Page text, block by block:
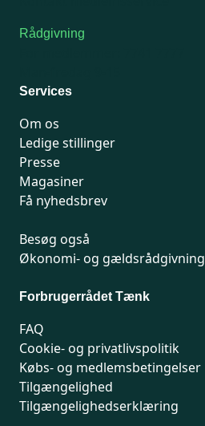
Rådgivning
Services
Om os
Ledige stillinger
Presse
Magasiner
Få nyhedsbrev
Besøg også
Økonomi- og gældsrådgivning
Forbrugerrådet Tænk
FAQ
Cookie- og privatlivspolitik
Købs- og medlemsbetingelser
Tilgængelighed
Tilgængelighedserklæring